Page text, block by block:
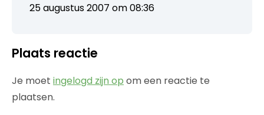
25 augustus 2007 om 08:36
Plaats reactie
Je moet ingelogd zijn op om een reactie te
plaatsen.